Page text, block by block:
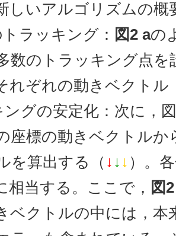
しいアルゴリズムの概
ラッキング： 図2 aの
数のトラッキング点
れぞれの動きベクトル
グの安定化：次に，
座標の動きベクトルか
を算出する（ ↓ ↓ ↓ ）。
相当する。ここで， 図
ベクトルの中には，本